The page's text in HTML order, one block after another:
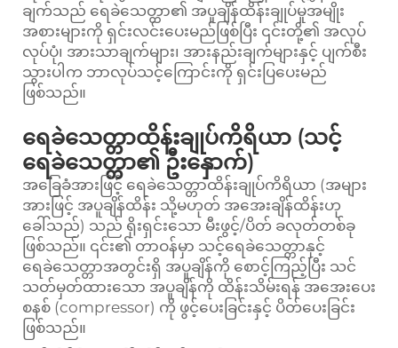
ချက်သည် ရေခဲသေတ္တာ၏ အပူချိန်ထိန်းချုပ်မှုအမျိုး
အစားများကို ရှင်းလင်းပေးမည်ဖြစ်ပြီး ၎င်းတို့၏ အလုပ်
လုပ်ပုံ၊ အားသာချက်များ၊ အားနည်းချက်များနှင့် ပျက်စီး
သွားပါက ဘာလုပ်သင့်ကြောင်းကို ရှင်းပြပေးမည်
ဖြစ်သည်။
ရေခဲသေတ္တာထိန်းချုပ်ကိရိယာ (သင့်
ရေခဲသေတ္တာ၏ ဦးနှောက်)
အခြေခံအားဖြင့် ရေခဲသေတ္တာထိန်းချုပ်ကိရိယာ (အများ
အားဖြင့် အပူချိန်ထိန်း သို့မဟုတ် အအေးချိန်ထိန်းဟု
ခေါ်သည်) သည် ရိုးရှင်းသော မီးဖွင့်/ပိတ် ခလုတ်တစ်ခု
ဖြစ်သည်။ ၎င်း၏ တာဝန်မှာ သင့်ရေခဲသေတ္တာနှင့်
ရေခဲသေတ္တာအတွင်းရှိ အပူချိန်ကို စောင့်ကြည့်ပြီး သင်
သတ်မှတ်ထားသော အပူချိန်ကို ထိန်းသိမ်းရန် အအေးပေး
စနစ် (compressor) ကို ဖွင့်ပေးခြင်းနှင့် ပိတ်ပေးခြင်း
ဖြစ်သည်။